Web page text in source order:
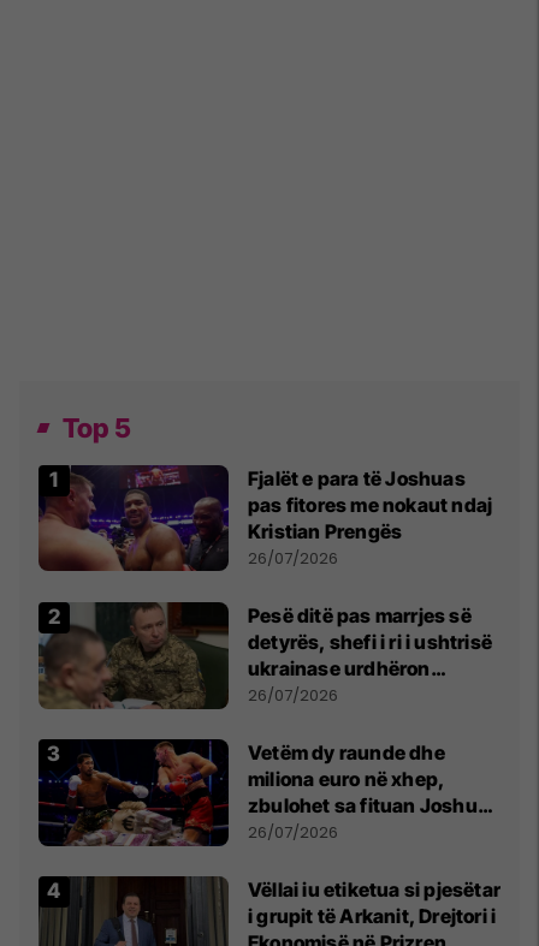
Top 5
Fjalët e para të Joshuas
pas fitores me nokaut ndaj
Kristian Prengës
26/07/2026
Pesë ditë pas marrjes së
detyrës, shefi i ri i ushtrisë
ukrainase urdhëron
kontroll të madh
26/07/2026
Vetëm dy raunde dhe
miliona euro në xhep,
zbulohet sa fituan Joshua
e Prenga
26/07/2026
Vëllai iu etiketua si pjesëtar
i grupit të Arkanit, Drejtori i